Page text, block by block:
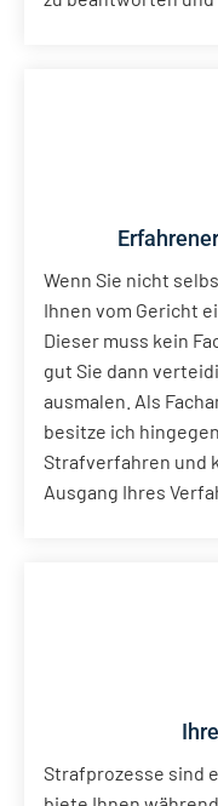
Wenn Sie nicht
Ihnen vom Gericht
Dieser muss kein
gut Sie dann
ausmalen. Als
besitze ich
Strafverfahren und
Ausgang Ihres
Strafprozesse sind